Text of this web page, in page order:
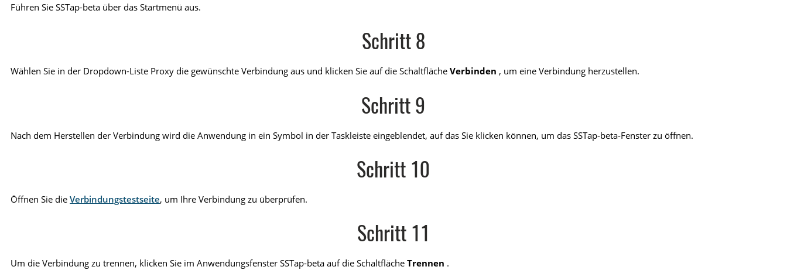
Führen Sie SSTap-beta über das Startmenü aus.
Schritt 8
Wählen Sie in der Dropdown-Liste Proxy die gewünschte Verbindung aus und klicken Sie auf die SchaltflächeVerbinden , um eine Verbindung herzustellen.
Schritt 9
Nach dem Herstellen der Verbindung wird die Anwendung in ein Symbol in der Taskleiste eingeblendet, auf das Sie klicken können, um das SSTap-beta-Fenster zu öffnen.
Schritt 10
Öffnen Sie dieVerbindungstestseite, um Ihre Verbindung zu überprüfen.
Schritt 11
Um die Verbindung zu trennen, klicken Sie im Anwendungsfenster SSTap-beta auf die SchaltflächeTrennen .